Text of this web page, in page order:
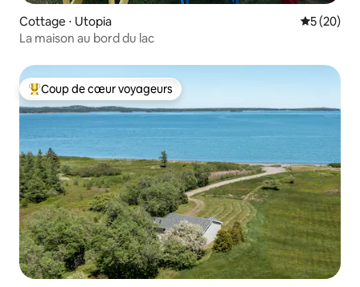
Cottage ⋅ Utopia
5 (20)
La maison au bord du lac
Coups de cœur voyageurs les plus appréciés
Coup de cœur voyageurs